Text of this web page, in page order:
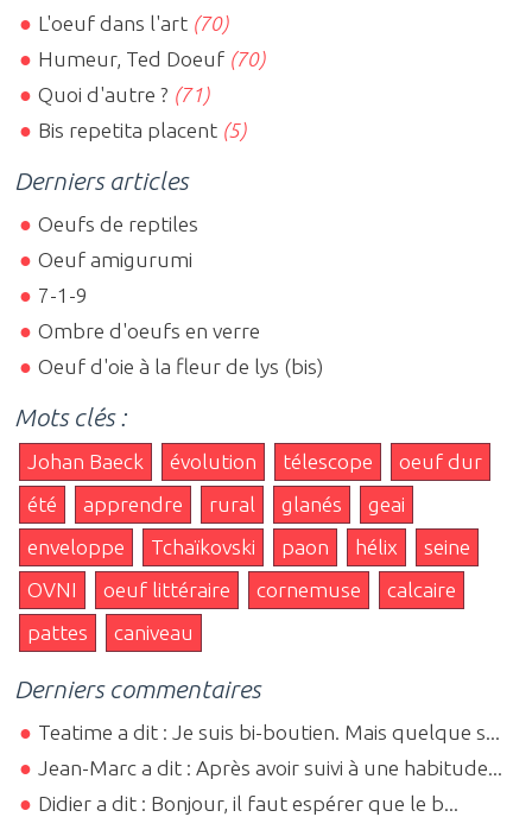
L'oeuf dans l'art (70)
Humeur, Ted Doeuf (70)
Quoi d'autre ? (71)
Bis repetita placent (5)
Derniers articles
Oeufs de reptiles
Oeuf amigurumi
7-1-9
Ombre d'oeufs en verre
Oeuf d'oie à la fleur de lys (bis)
Mots clés :
Johan Baeck évolution télescope
oeuf dur
été
apprendre rural glanés
geai
enveloppe
Tchaïkovski paon hélix
seine
OVNI
oeuf littéraire cornemuse
calcaire
pattes
caniveau
Derniers commentaires
Teatime a dit : Je suis bi-boutien. Mais quelque s...
Jean-Marc a dit : Après avoir suivi à une habitude...
Didier a dit : Bonjour, il faut espérer que le b...